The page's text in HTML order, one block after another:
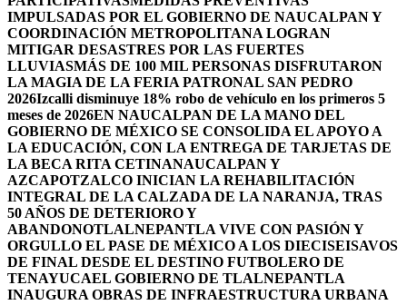
IMPULSADAS POR EL GOBIERNO DE NAUCALPAN Y
COORDINACIÓN METROPOLITANA LOGRAN
MITIGAR DESASTRES POR LAS FUERTES
LLUVIASMÁS DE 100 MIL PERSONAS DISFRUTARON
LA MAGIA DE LA FERIA PATRONAL SAN PEDRO
2026Izcalli disminuye 18% robo de vehículo en los primeros 5
meses de 2026EN NAUCALPAN DE LA MANO DEL
GOBIERNO DE MÉXICO SE CONSOLIDA EL APOYO A
LA EDUCACIÓN, CON LA ENTREGA DE TARJETAS DE
LA BECA RITA CETINANAUCALPAN Y
AZCAPOTZALCO INICIAN LA REHABILITACIÓN
INTEGRAL DE LA CALZADA DE LA NARANJA, TRAS
50 AÑOS DE DETERIORO Y
ABANDONOTLALNEPANTLA VIVE CON PASIÓN Y
ORGULLO EL PASE DE MÉXICO A LOS DIECISEISAVOS
DE FINAL DESDE EL DESTINO FUTBOLERO DE
TENAYUCAEL GOBIERNO DE TLALNEPANTLA
INAUGURA OBRAS DE INFRAESTRUCTURA URBANA